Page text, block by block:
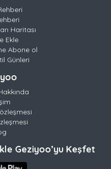
Haritası
Ekle
Abone ol
Günleri
Geziyoo’yu Keşfet